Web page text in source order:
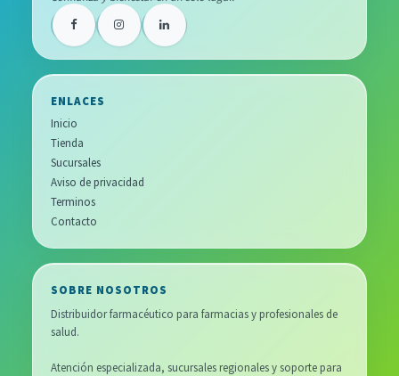
ENLACES
Inicio
Tienda
Sucursales
Aviso de privacidad
Terminos
Contacto
SOBRE NOSOTROS
Distribuidor farmacéutico para farmacias y profesionales de
salud.
Atención especializada, sucursales regionales y soporte para